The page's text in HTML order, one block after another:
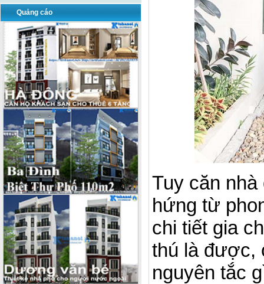
Quảng cáo
Tuy căn
hứng từ
chi tiết gia
thú là
nguyên tắc